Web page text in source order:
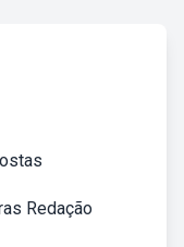
Redação